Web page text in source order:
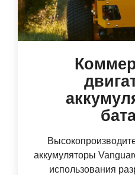
аккумуляторы
использования